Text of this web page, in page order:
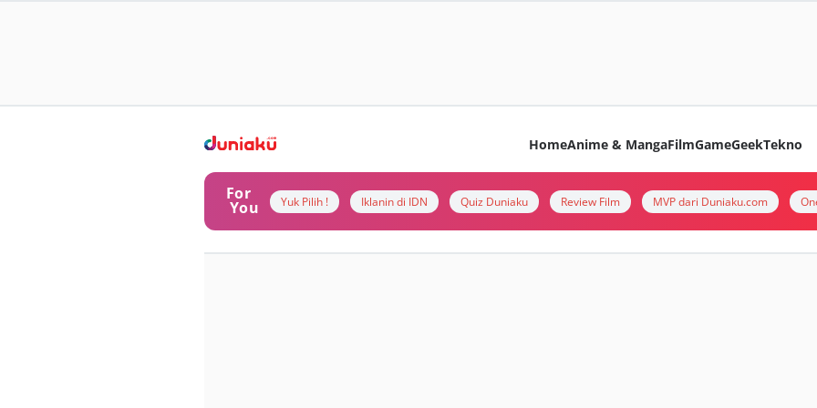
HomeAnime & MangaFilmGameGeekTekno
For
You Yuk Pilih ! Iklanin di IDN Quiz Duniaku Review Film MVP dari Duniaku.com